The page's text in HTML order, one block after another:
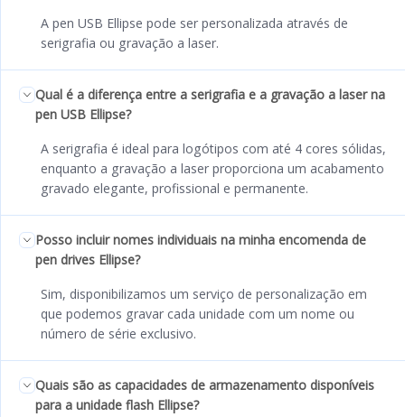
A pen USB Ellipse pode ser personalizada através de
serigrafia ou gravação a laser.
Qual é a diferença entre a serigrafia e a gravação a laser na
pen USB Ellipse?
A serigrafia é ideal para logótipos com até 4 cores sólidas,
enquanto a gravação a laser proporciona um acabamento
gravado elegante, profissional e permanente.
Posso incluir nomes individuais na minha encomenda de
pen drives Ellipse?
Sim, disponibilizamos um serviço de personalização em
que podemos gravar cada unidade com um nome ou
número de série exclusivo.
Quais são as capacidades de armazenamento disponíveis
para a unidade flash Ellipse?